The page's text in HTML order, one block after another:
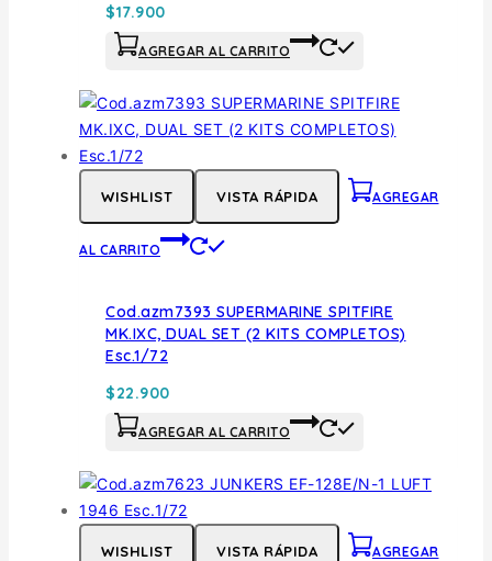
$17.900
AGREGAR AL CARRITO
WISHLIST VISTA RÁPIDA AGREGAR
AL CARRITO
Cod.azm7393 SUPERMARINE SPITFIRE
MK.IXC, DUAL SET (2 KITS COMPLETOS)
Esc.1/72
$22.900
AGREGAR AL CARRITO
WISHLIST VISTA RÁPIDA AGREGAR